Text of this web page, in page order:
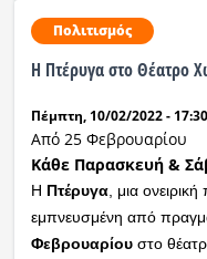
Πολιτισμός
Η Πτέρυγα στο Θέατρο
Πέμπτη, 10/02/2022 - 17:30
Από 25 Φεβρουαρίου
Κάθε Παρασκευή &
Η Πτέρυγα, μια
εμπνευσμένη από
Φεβρουαρίουστο